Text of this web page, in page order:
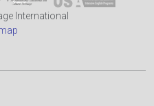
International